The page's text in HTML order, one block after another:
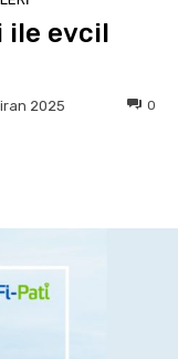
ile evcil
2025 0